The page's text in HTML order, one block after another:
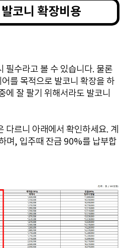
코니 확장비용
필수라고 볼 수 있습니다. 물론
를 목적으로 발코니 확장을 하
에 잘 팔기 위해서라도 발코니
다르니 아래에서 확인하세요. 계
며, 입주때 잔금 90%를 납부합